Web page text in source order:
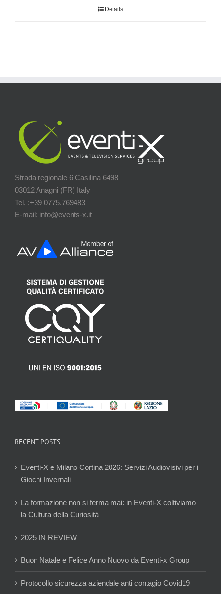
Details
Strada regionale 6 Casilina 6498
03012 Anagni (FR) Italy
Tel. :+39 0775.769483
E-mail: info@events-x.it
RECENT POSTS
Eventi-X e Milano Cortina 2026: Servizi Audiovisivi per i
Giochi Invernali
La formazione non si ferma mai: in Eventi-X coltiviamo
la Cultura della Curiosità
2025 IN REVIEW
Buon Natale e Felice Anno Nuovo da Eventi-x Group
Protocollo sicurezza aziendale anti contagio Covid19